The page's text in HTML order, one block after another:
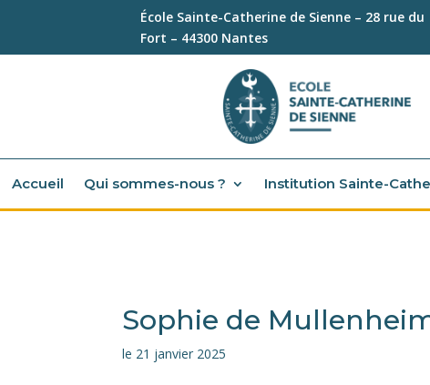
École Sainte-Catherine de Sienne – 28 rue du
Fort – 44300 Nantes
Accueil Qui sommes-nous ? Institution Sainte-
Sophie de
le 21 janvier 2025